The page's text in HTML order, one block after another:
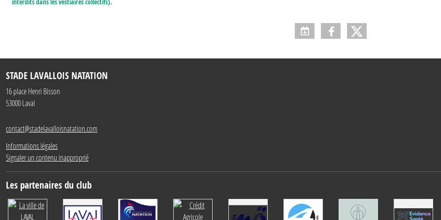
STADE LAVALLOIS NATATION
16 place Henri Bisson
53000Laval
contact@stadelavalloisnatation.com
Informations légales
Signaler un contenu inapproprié
Les partenaires du club